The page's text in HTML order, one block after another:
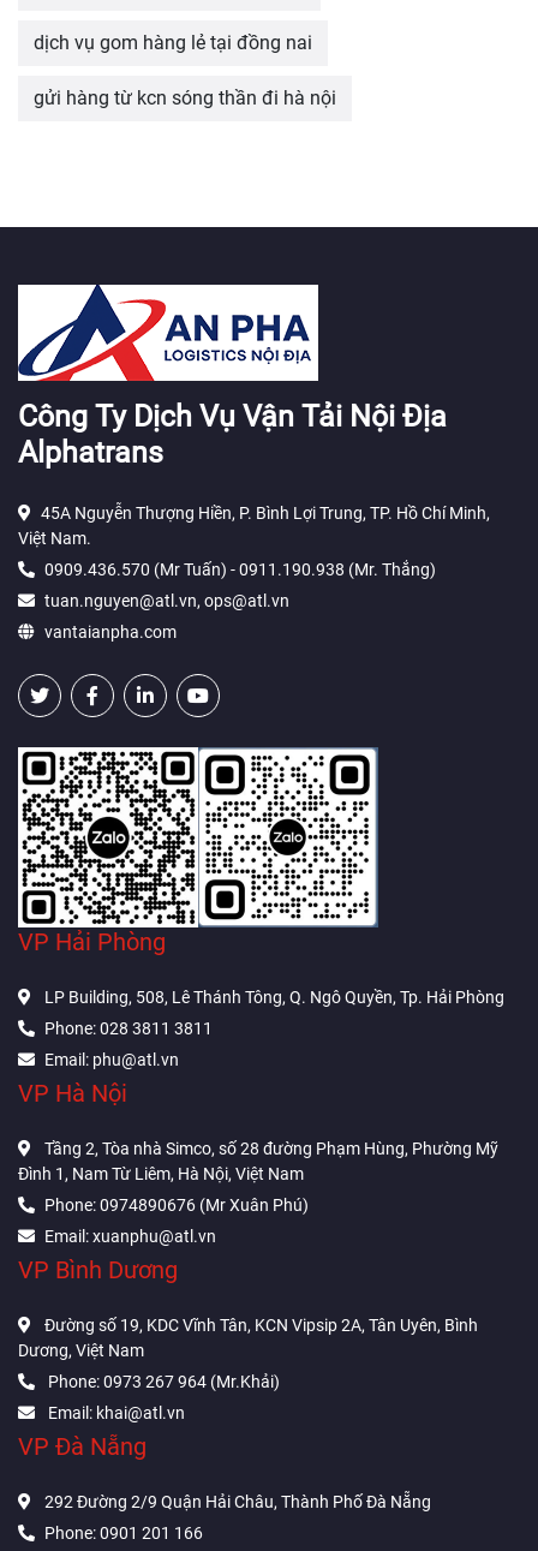
dịch vụ gom hàng lẻ tại đồng nai
gửi hàng từ kcn sóng thần đi hà nội
Công Ty Dịch Vụ Vận Tải Nội Địa
Alphatrans
45A Nguyễn Thượng Hiền, P. Bình Lợi Trung, TP. Hồ Chí Minh,
Việt Nam.
0909.436.570 (Mr Tuấn) - 0911.190.938 (Mr. Thắng)
tuan.nguyen@atl.vn, ops@atl.vn
vantaianpha.com
VP Hải Phòng
LP Building, 508, Lê Thánh Tông, Q. Ngô Quyền, Tp. Hải Phòng
Phone: 028 3811 3811
Email: phu@atl.vn
VP Hà Nội
Tầng 2, Tòa nhà Simco, số 28 đường Phạm Hùng, Phường Mỹ
Đình 1, Nam Từ Liêm, Hà Nội, Việt Nam
Phone: 0974890676 (Mr Xuân Phú)
Email: xuanphu@atl.vn
VP Bình Dương
Đường số 19, KDC Vĩnh Tân, KCN Vipsip 2A, Tân Uyên, Bình
Dương, Việt Nam
Phone: 0973 267 964 (Mr.Khải)
Email: khai@atl.vn
VP Đà Nẵng
292 Đường 2/9 Quận Hải Châu, Thành Phố Đà Nẵng
Phone: 0901 201 166